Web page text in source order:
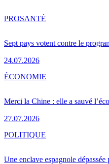
Sept pays votent contre le
24.07.2026
PROSANTÉ
Merci la Chine : elle a sauvé
27.07.2026
ÉCONOMIE
Une enclave espagnole
POLITIQUE